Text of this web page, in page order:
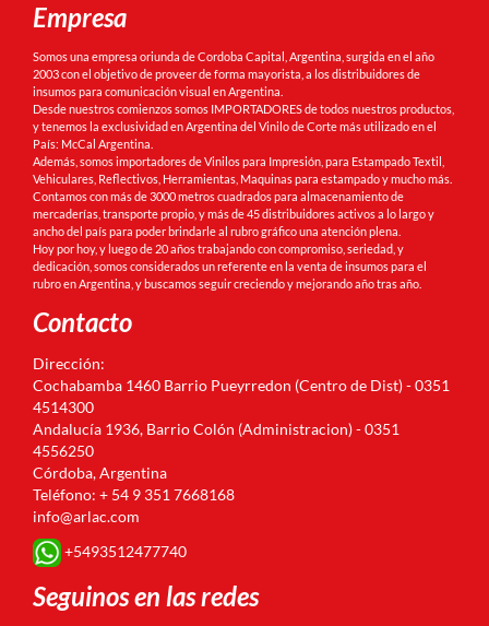
Empresa
Somos una empresa oriunda de Cordoba Capital, Argentina, surgida en el año
2003 con el objetivo de proveer de forma mayorista, a los distribuidores de
insumos para comunicación visual en Argentina.
Desde nuestros comienzos somos IMPORTADORES de todos nuestros productos,
y tenemos la exclusividad en Argentina del Vinilo de Corte más utilizado en el
País: McCal Argentina.
Además, somos importadores de Vinilos para Impresión, para Estampado Textil,
Vehiculares, Reflectivos, Herramientas, Maquinas para estampado y mucho más.
Contamos con más de 3000 metros cuadrados para almacenamiento de
mercaderías, transporte propio, y más de 45 distribuidores activos a lo largo y
ancho del país para poder brindarle al rubro gráfico una atención plena.
Hoy por hoy, y luego de 20 años trabajando con compromiso, seriedad, y
dedicación, somos considerados un referente en la venta de insumos para el
rubro en Argentina, y buscamos seguir creciendo y mejorando año tras año.
Contacto
Dirección:
Cochabamba 1460 Barrio Pueyrredon (Centro de Dist) - 0351
4514300
Andalucía 1936, Barrio Colón (Administracion) - 0351
4556250
Córdoba, Argentina
Teléfono: + 54 9 351 7668168
info@arlac.com
+5493512477740
Seguinos en las redes